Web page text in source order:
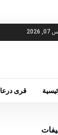
قرى درعا